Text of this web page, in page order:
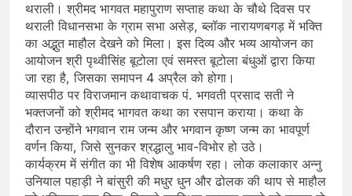
थराली। श्रीमद भागवत महापुराण सप्ताह कथा के चौथे दिवस पर
थराली विधानसभा के ग्राम सभा असेड़, ब्लॉक नारायणबगड़ में भक्ति
का अद्भुत माहौल देखने को मिला। इस दिव्य और भव्य आयोजन का
आयोजन श्री पृथ्वीसिंह बूटोला एवं समस्त बूटोला बंधुओं द्वारा किया
जा रहा है, जिसका समापन 4 अप्रैल को होगा।
व्यासपीठ पर विराजमान कथावाचक पं. भगवती प्रसाद सती ने
भक्तजनों को श्रीमद भागवत कथा का रसपान कराया। कथा के
दौरान उन्होंने भगवान राम जन्म और भगवान कृष्ण जन्म का भावपूर्ण
वर्णन किया, जिसे सुनकर श्रद्धालु भाव-विभोर हो उठे।
कार्यक्रम में संगीत का भी विशेष आकर्षण रहा। लोक कलाकार अन्नु
उनियाल पहाड़ी ने बांसुरी की मधुर धुन और ढोलक की थाप से माहौल